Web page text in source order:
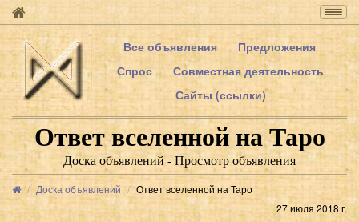
Все объявления
Предложения
Спрос
Совместная деятельность
Сайты (ссылки)
Ответ вселенной на Таро
Доска объявлений - Просмотр объявления
Доска объявлений
Ответ вселенной на Таро
27 июля 2018 г.